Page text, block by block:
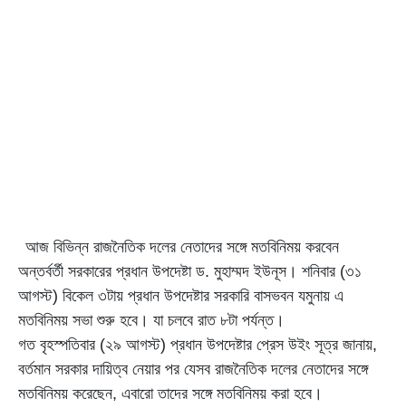
আজ বিভিন্ন রাজনৈতিক দলের নেতাদের সঙ্গে মতবিনিময় করবেন
অন্তর্বর্তী সরকারের প্রধান উপদেষ্টা ড. মুহাম্মদ ইউনূস। শনিবার (৩১
আগস্ট) বিকেল ৩টায় প্রধান উপদেষ্টার সরকারি বাসভবন যমুনায় এ
মতবিনিময় সভা শুরু হবে। যা চলবে রাত ৮টা পর্যন্ত।
গত বৃহস্পতিবার (২৯ আগস্ট) প্রধান উপদেষ্টার প্রেস উইং সূত্র জানায়,
বর্তমান সরকার দায়িত্ব নেয়ার পর যেসব রাজনৈতিক দলের নেতাদের সঙ্গে
মতবিনিময় করেছেন, এবারো তাদের সঙ্গে মতবিনিময় করা হবে।